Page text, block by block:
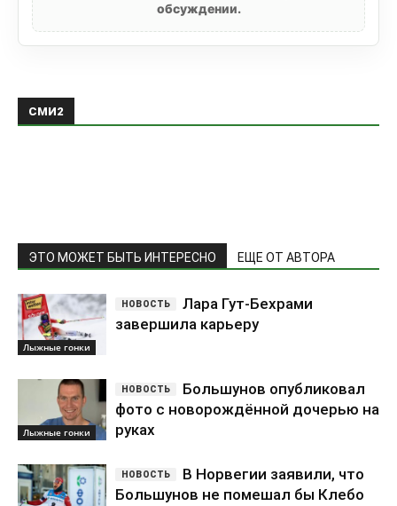
обсуждении.
СМИ2
ЭТО МОЖЕТ БЫТЬ ИНТЕРЕСНО ЕЩЕ ОТ АВТОРА
Лыжные гонки
Лара Гут-Бехрами
завершила карьеру
Лыжные гонки
Большунов опубликовал
фото с новорождённой дочерью на
руках
В Норвегии заявили, что
Большунов не помешал бы Клебо